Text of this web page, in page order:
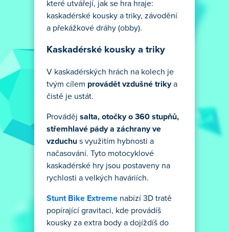
které utvářejí, jak se hra hraje:
kaskadérské kousky a triky, závodění
a překážkové dráhy (obby).
Kaskadérské kousky a triky
V kaskadérských hrách na kolech je
tvým cílem provádět vzdušné trikya
čistě je ustát.
Prováděj salta, otočky o 360 stupňů,
střemhlavé pády a záchrany ve
vzduchu s využitím hybnosti a
načasování. Tyto motocyklové
kaskadérské hry jsou postaveny na
rychlosti a velkých haváriích.
Stunt Bike Extreme nabízí 3D tratě
popírající gravitaci, kde provádíš
kousky za extra body a dojíždíš do